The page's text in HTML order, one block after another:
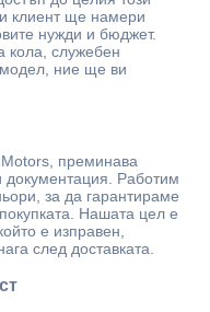
клиент ще намери
нужди и бюджет.
кола, служебен
ние ще ви
преминава
документация. Работим
за да гарантираме
Нашата цел е
е изправен,
след доставката.